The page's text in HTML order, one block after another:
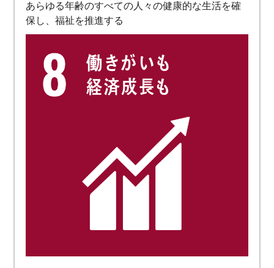
あらゆる年齢のすべての人々の健康的な生活を確
保し、福祉を推進する